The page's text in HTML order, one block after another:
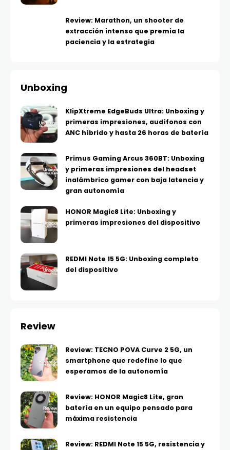
Review: Marathon, un shooter de
extracción intenso que premia la
paciencia y la estrategia
Unboxing
KlipXtreme EdgeBuds Ultra: Unboxing y
primeras impresiones, audífonos con
ANC híbrido y hasta 26 horas de batería
Primus Gaming Arcus 360BT: Unboxing
y primeras impresiones del headset
inalámbrico gamer con baja latencia y
gran autonomía
HONOR Magic8 Lite: Unboxing y
primeras impresiones del dispositivo
REDMI Note 15 5G: Unboxing completo
del dispositivo
Review
Review: TECNO POVA Curve 2 5G, un
smartphone que redefine lo que
esperamos de la autonomía
Review: HONOR Magic8 Lite, gran
batería en un equipo pensado para
máxima resistencia
Review: REDMI Note 15 5G, resistencia y